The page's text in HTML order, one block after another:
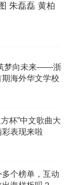
朱磊磊 黄柏
梦向未来——浙
海外华文学校
杯”中文歌曲大
表现来啦
多个榜单，互动